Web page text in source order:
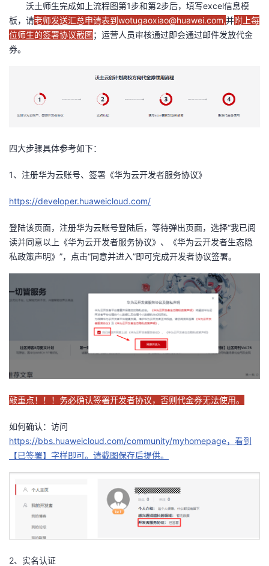
我
子
直
播
的
活
动
我
的
关
注
我
的
开
发
学
堂
我
的
课
程
我
的
认
证
我
的
实
我
的
我
的
Programs
我
的
持
我
的
技
术
支
持
我
的
云
声
建
沃土师生完成如上流程图第1步和第2步后，填写excel信息模
板，请老师发送汇总申请表到wotugaoxiao@huawei.com,并附上每
位师生的签署协议截图；运营人员审核通过即会通过邮件发放代金
券。
四大步骤具体参考如下：
1、注册华为云账号、签署《华为云开发者服务协议》
https://developer.huaweicloud.com/
登陆该页面，注册华为云账号登陆后，等待弹出页面，选择“我已阅
读并同意以上《华为云开发者服务协议》、《华为云开发者生态隐
私政策声明》”，点击“同意并进入”即可完成开发者协议签署。
敲重点！！！务必确认签署开发者协议，否则代金券无法使用。
如何确认：访问
https://bbs.huaweicloud.com/community/myhomepage，看到
【已签署】字样即可。请截图保存后提供。
2、实名认证